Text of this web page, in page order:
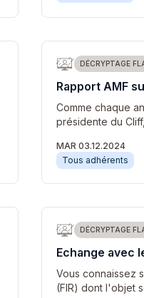
DÉCRYPTAGE
Rapport AMF
Comme chaque
présidente du
MAR 03.12.2024
Tous adhérents
DÉCRYPTAGE
Echange avec
Vous connaissez
(FIR) dont l'objet